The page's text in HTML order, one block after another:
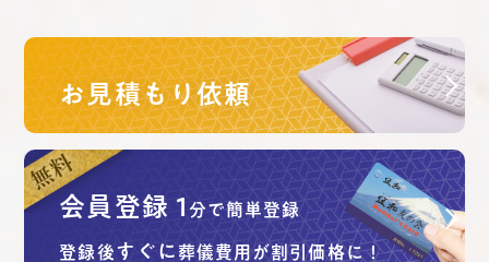
お見積もり依頼
会員登録 1 分で簡単登録
登録後すぐに 葬儀費用が割引価格に！